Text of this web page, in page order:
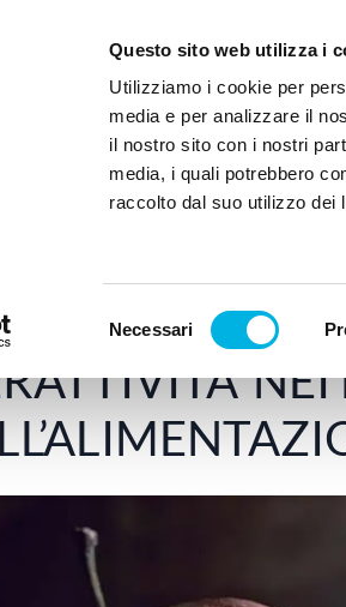
Questo sito web utilizza i
Utilizziamo i cookie per
media e per analizzare il
il nostro sito con i nostri
media, i quali potrebbero
raccolto dal suo utilizzo dei
Necessari
2026 DISTURBI DELLA NUTRIZIONE E